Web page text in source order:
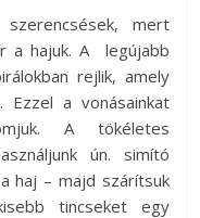
mert
a hajuk. A legújabb
rejlik, amely
Ezzel a vonásainkat
A tökéletes
ún. simító
haj – majd szárítsuk
tincseket egy